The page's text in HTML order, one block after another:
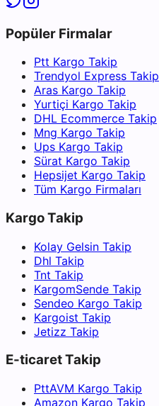
Popüler Firmalar
Ptt Kargo Takip
Trendyol Express Takip
Aras Kargo Takip
Yurtiçi Kargo Takip
DHL Ecommerce Takip
Mng Kargo Takip
Ups Kargo Takip
Sürat Kargo Takip
Hepsijet Kargo Takip
Tüm Kargo Firmaları
Kargo Takip
Kolay Gelsin Takip
Dhl Takip
Tnt Takip
KargomSende Takip
Sendeo Kargo Takip
Kargoist Takip
Jetizz Takip
E-ticaret Takip
PttAVM Kargo Takip
Amazon Kargo Takip